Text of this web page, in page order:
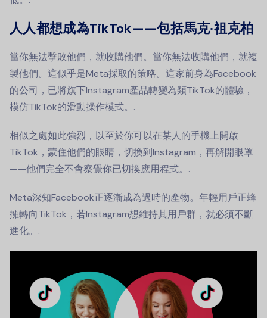
人人都想成為TikTok——包括馬克·祖克柏
當你無法擊敗他們，就收購他們。當你無法收購他們，就複
製他們。這似乎是Meta採取的策略。這家前身為Facebook
的公司，已將旗下Instagram產品轉變為類TikTok的體驗，
模仿TikTok的滑動操作模式。.
相似之處如此強烈，以至於你可以在某人的手機上開啟
TikTok，蒙住他們的眼睛，切換到Instagram，再解開眼罩
——他們完全不會察覺你已切換應用程式。.
Meta深知Facebook正逐漸成為過時的產物。年輕用戶正蜂
擁轉向TikTok，若Instagram想維持其用戶群，就必須不斷
進化。.